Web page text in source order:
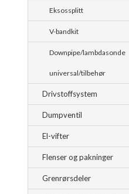
Eksossplitt
V-bandkit
Downpipe/lambdasonde
universal/tilbehør
Drivstoffsystem
Dumpventil
El-vifter
Flenser og pakninger
Grenrørsdeler